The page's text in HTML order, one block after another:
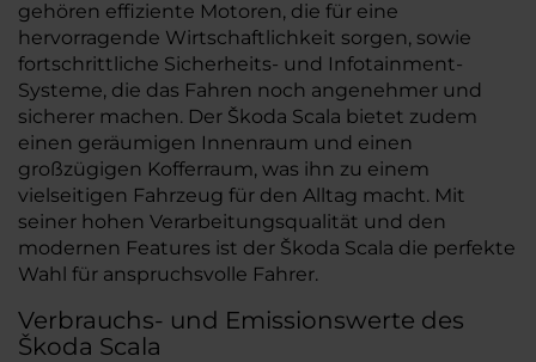
gehören effiziente Motoren, die für eine
hervorragende Wirtschaftlichkeit sorgen, sowie
fortschrittliche Sicherheits- und Infotainment-
Systeme, die das Fahren noch angenehmer und
sicherer machen. Der Škoda Scala bietet zudem
einen geräumigen Innenraum und einen
großzügigen Kofferraum, was ihn zu einem
vielseitigen Fahrzeug für den Alltag macht. Mit
seiner hohen Verarbeitungsqualität und den
modernen Features ist der Škoda Scala die perfekte
Wahl für anspruchsvolle Fahrer.
Verbrauchs- und Emissionswerte des
Škoda Scala